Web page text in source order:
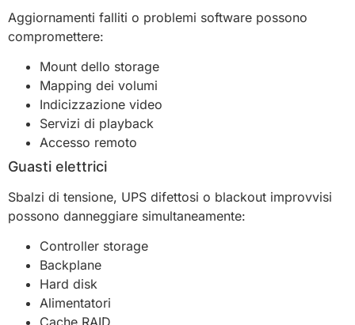
Aggiornamenti falliti o problemi software possono
compromettere:
Mount dello storage
Mapping dei volumi
Indicizzazione video
Servizi di playback
Accesso remoto
Guasti elettrici
Sbalzi di tensione, UPS difettosi o blackout improvvisi
possono danneggiare simultaneamente:
Controller storage
Backplane
Hard disk
Alimentatori